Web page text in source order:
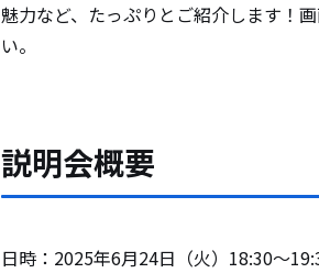
魅力など、たっぷりとご紹介します！
い。
説明会概要
日時：2025年6月24日（火）18:30〜